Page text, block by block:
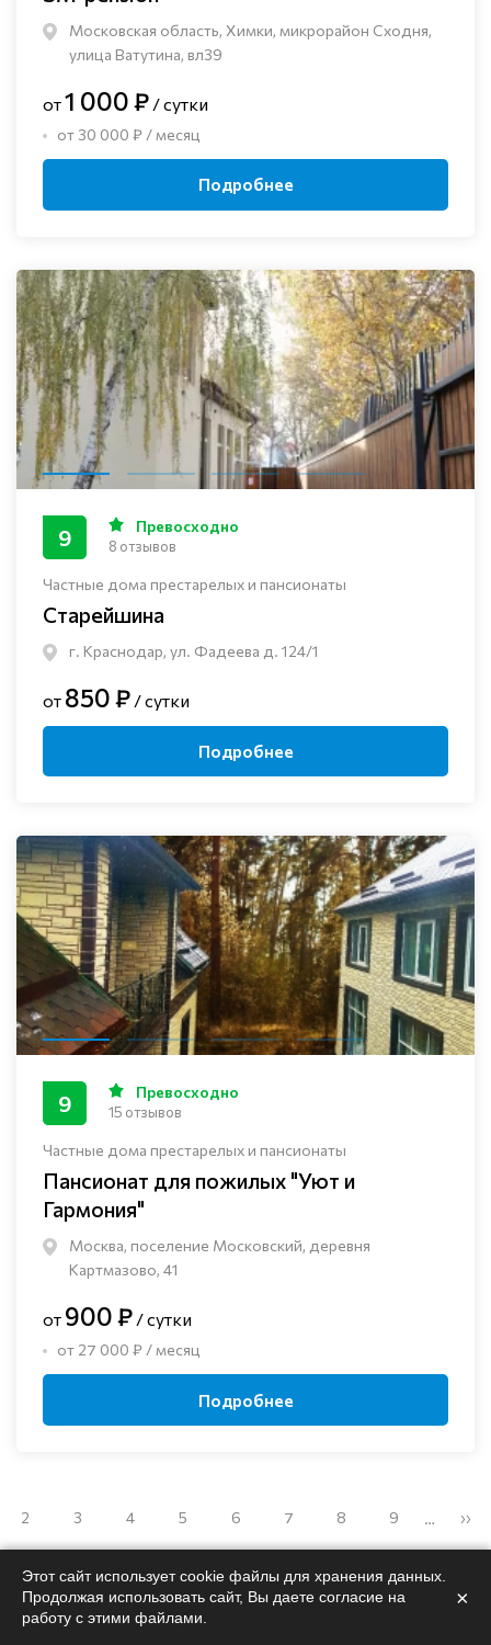
Московская область, Химки, микрорайон Сходня,
улица Ватутина, вл39
от1 000 ₽ / сутки
от 30 000 ₽ / месяц
Подробнее
Частные дома престарелых и пансионаты
Старейшина
г. Краснодар, ул. Фадеева д. 124/1
9 Превосходно
8 отзывов
от 850 ₽ / сутки
Подробнее
Частные дома престарелых и пансионаты
Пансионат для пожилых "Уют и
Гармония"
Москва, поселение Московский, деревня
Картмазово, 41
9 Превосходно
15 отзывов
от 900 ₽ / сутки
от 27 000 ₽ / месяц
Подробнее
2 3 4 5 6 7 8 9 … ››
Этот сайт использует cookie файлы для хранения данных.
Продолжая использовать сайт, Вы даете согласие на
работу с этими файлами.
×